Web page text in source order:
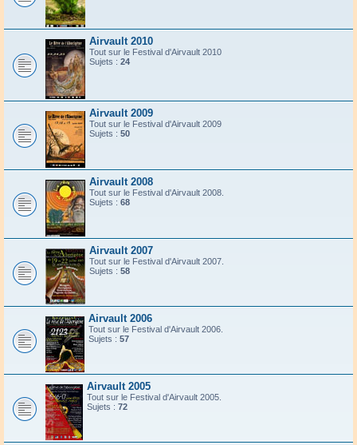
Airvault 2010
Tout sur le Festival d'Airvault 2010
Sujets : 24
Airvault 2009
Tout sur le Festival d'Airvault 2009
Sujets : 50
Airvault 2008
Tout sur le Festival d'Airvault 2008.
Sujets : 68
Airvault 2007
Tout sur le Festival d'Airvault 2007.
Sujets : 58
Airvault 2006
Tout sur le Festival d'Airvault 2006.
Sujets : 57
Airvault 2005
Tout sur le Festival d'Airvault 2005.
Sujets : 72